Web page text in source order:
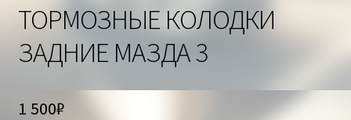
ТОРМОЗНЫЕ КОЛОДКИ
ЗАДНИЕ МАЗДА 3
1 500₽